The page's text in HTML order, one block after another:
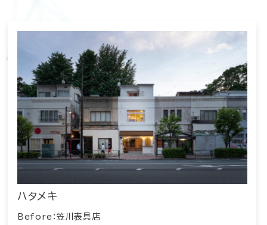
ハタメキ
Before：笠川表具店